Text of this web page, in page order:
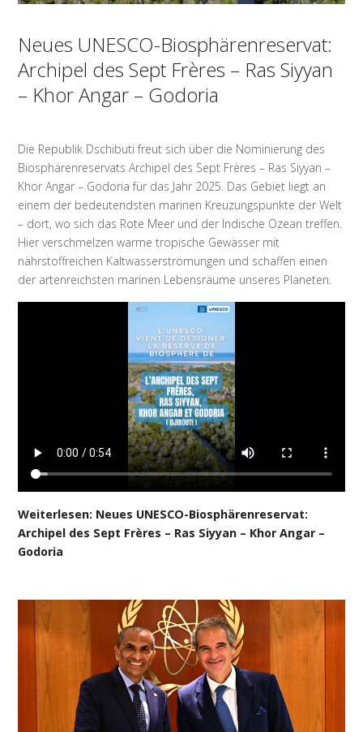
Neues UNESCO-Biosphärenreservat:
Archipel des Sept Frères – Ras Siyyan
– Khor Angar – Godoria
Die Republik Dschibuti freut sich über die Nominierung des
Biosphärenreservats Archipel des Sept Frères – Ras Siyyan –
Khor Angar – Godoria für das Jahr 2025. Das Gebiet liegt an
einem der bedeutendsten marinen Kreuzungspunkte der Welt
– dort, wo sich das Rote Meer und der Indische Ozean treffen.
Hier verschmelzen warme tropische Gewässer mit
nährstoffreichen Kaltwasserströmungen und schaffen einen
der artenreichsten marinen Lebensräume unseres Planeten.
Weiterlesen: Neues UNESCO-Biosphärenreservat:
Archipel des Sept Frères – Ras Siyyan – Khor Angar –
Godoria